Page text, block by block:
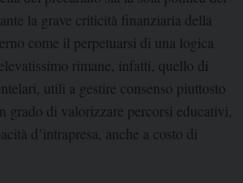
la grave criticità finanziaria della
come il perpetuarsi di una logica
rimane, infatti, quello di
utili a gestire consenso piuttosto
grado di valorizzare percorsi educativi,
d’intrapresa, anche a costo di